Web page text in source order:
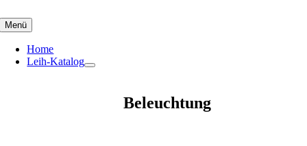
to
content
Menü
Home
Leih-Katalog
Beleuchtung